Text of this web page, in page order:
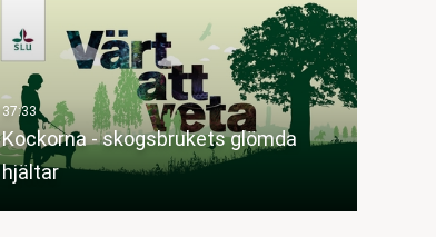
Kockorna - skogsbrukets glömda
hjältar